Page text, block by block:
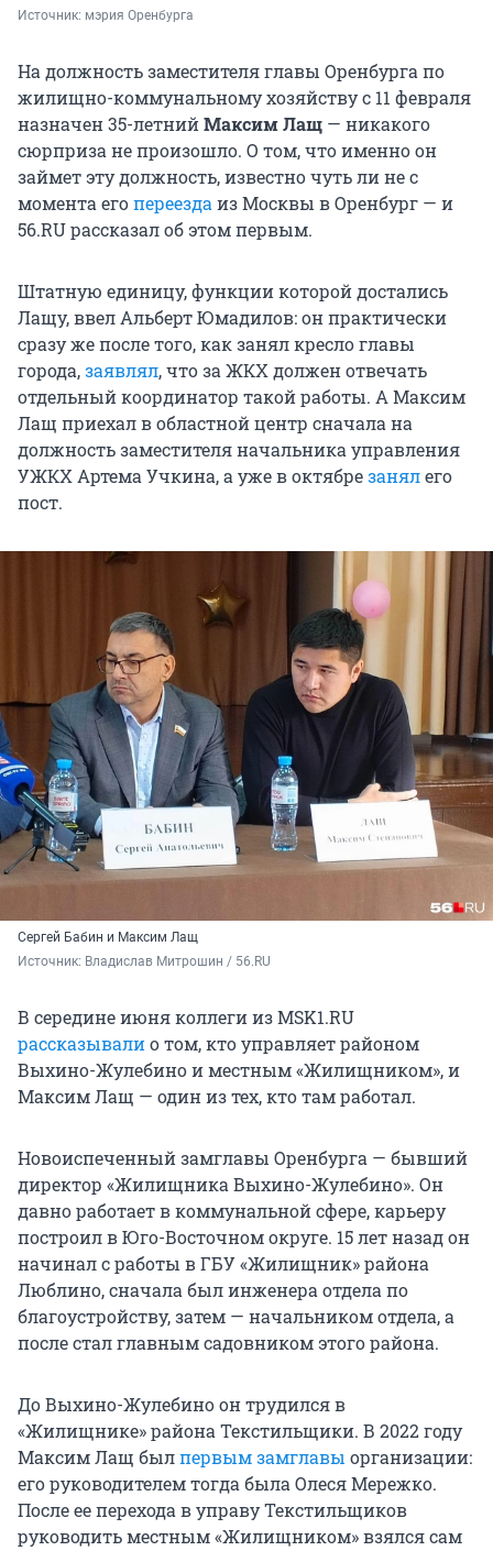
Источник: мэрия Оренбурга
На должность заместителя главы Оренбурга по
жилищно-коммунальному хозяйству с 11 февраля
назначен 35-летнийМаксим Лащ — никакого
сюрприза не произошло. О том, что именно он
займет эту должность, известно чуть ли не с
момента егопереезда из Москвы в Оренбург — и
56.RU рассказал об этом первым.
Штатную единицу, функции которой достались
Лащу, ввел Альберт Юмадилов: он практически
сразу же после того, как занял кресло главы
города,заявлял, что за ЖКХ должен отвечать
отдельный координатор такой работы. А Максим
Лащ приехал в областной центр сначала на
должность заместителя начальника управления
УЖКХ Артема Учкина, а уже в октябрезанялего
пост.
Сергей Бабин и Максим Лащ
Источник: Владислав Митрошин / 56.RU
В середине июня коллеги из MSK1.RU
рассказывалио том, кто управляет районом
Выхино-Жулебино и местным «Жилищником», и
Максим Лащ — один из тех, кто там работал.
Новоиспеченный замглавы Оренбурга — бывший
директор «Жилищника Выхино-Жулебино». Он
давно работает в коммунальной сфере, карьеру
построил в Юго-Восточном округе. 15 лет назад он
начинал с работы в ГБУ «Жилищник» района
Люблино, сначала был инженера отдела по
благоустройству, затем — начальником отдела, а
после стал главным садовником этого района.
До Выхино-Жулебино он трудился в
«Жилищнике» района Текстильщики. В 2022 году
Максим Лащ былпервым замглавы организации:
его руководителем тогда была Олеся Мережко.
После ее перехода в управу Текстильщиков
руководить местным «Жилищником» взялся сам